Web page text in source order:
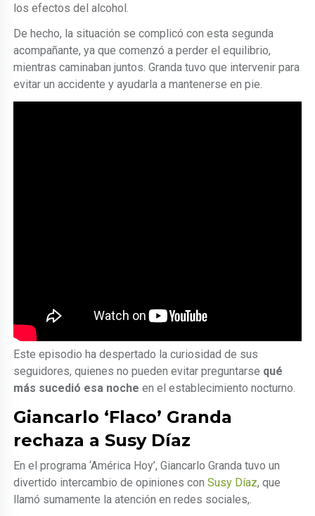
los efectos del alcohol.
De hecho, la situación se complicó con esta segunda
acompañante, ya que comenzó a perder el equilibrio,
mientras caminaban juntos. Granda tuvo que intervenir para
evitar un accidente y ayudarla a mantenerse en pie.
Este episodio ha despertado la curiosidad de sus
seguidores, quienes no pueden evitar preguntarse qué
más sucedió esa nocheen el establecimiento nocturno.
Giancarlo ‘Flaco’ Granda
rechaza a Susy Díaz
En el programa ‘América Hoy’, Giancarlo Granda tuvo un
divertido intercambio de opiniones conSusy Díaz, que
llamó sumamente la atención en redes sociales,.